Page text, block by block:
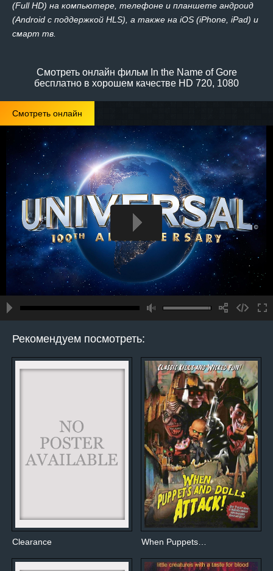
(Full HD) на компьютере, телефоне и планшете андроид
(Android с поддержкой HLS), а также на iOS (iPhone, iPad) и
смарт тв.
Смотреть онлайн фильм In the Name of Gore
бесплатно в хорошем качестве HD 720, 1080
Смотреть онлайн
Рекомендуем посмотреть:
Clearance When Puppets…